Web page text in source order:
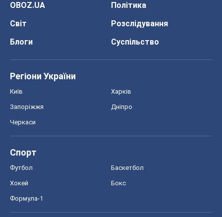
OBOZ.UA
Політика
Світ
Розслідування
Блоги
Суспільство
Регіони України
Київ Харків
Запоріжжя Дніпро
Черкаси
Спорт
Футбол Баскетбол
Хокей Бокс
Формула-1